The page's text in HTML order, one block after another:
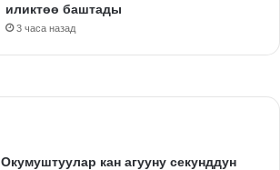
иликтөө баштады
3 часа назад
Окумуштуулар кан агууну секунддун